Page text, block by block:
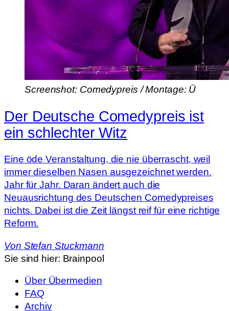
Screenshot: Comedypreis / Montage: Ü
Der Deutsche Comedypreis ist
ein schlechter Witz
Eine öde Veranstaltung, die nie überrascht, weil
immer dieselben Nasen ausgezeichnet werden.
Jahr für Jahr. Daran ändert auch die
Neuausrichtung des Deutschen Comedypreises
nichts. Dabei ist die Zeit längst reif für eine richtige
Reform.
Von Stefan Stuckmann
Sie sind hier: Brainpool
Über Übermedien
FAQ
Archiv